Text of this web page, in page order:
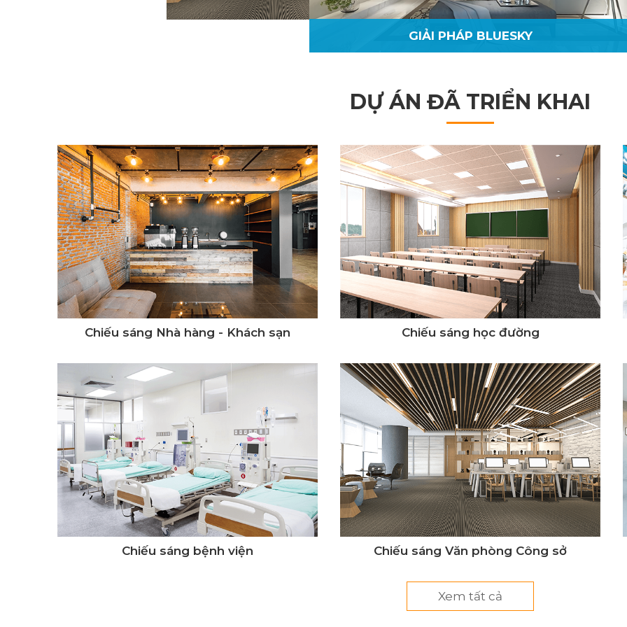
CHIẾU SÁNG CHUNG CƯ
GIẢI PHÁP BLUESKY
DỰ ÁN ĐÃ TRIỂN KHAI
Chiếu sáng Nhà hàng - Khách sạn Chiếu sáng học đường
Chiếu sáng bệnh viện Chiếu sáng Văn phòng Công sở
Xem tất cả